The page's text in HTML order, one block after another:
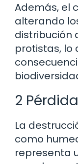
Además, el
alterando
distribución
protistas, lo
2
La
como
representa